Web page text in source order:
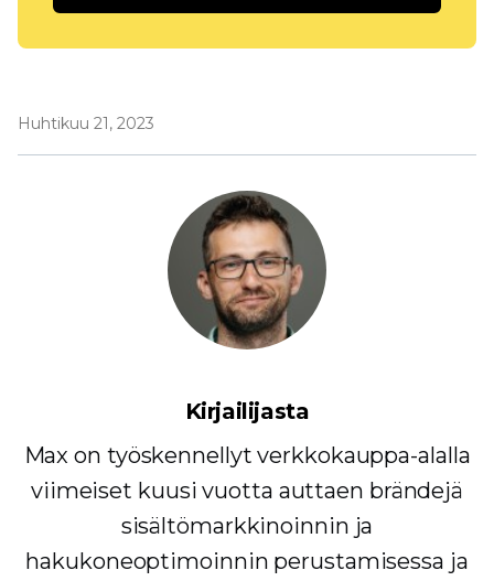
Huhtikuu 21, 2023
Kirjailijasta
Max on työskennellyt verkkokauppa-alalla
viimeiset kuusi vuotta auttaen brändejä
sisältömarkkinoinnin ja
hakukoneoptimoinnin perustamisessa ja